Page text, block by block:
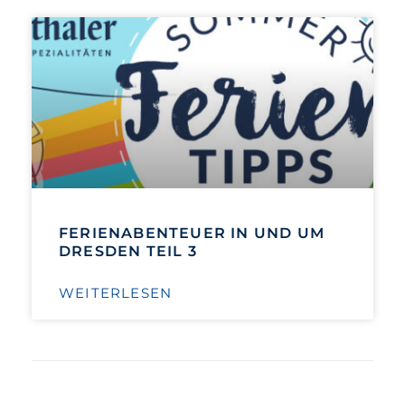
FERIENABENTEUER IN UND UM
DRESDEN TEIL 3
WEITERLESEN